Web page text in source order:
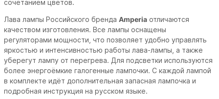
сочетанием цветов.
Лава лампы Российского бренда Amperia отличаются
качеством изготовления. Все лампы оснащены
регуляторами мощности, что позволяет удобно управлять
яркостью и интенсивностью работы лава-лампы, а также
уберегут лампу от перегрева. Для подсветки используются
более энергоёмкие галогенные лампочки. С каждой лампой
в комплекте идёт дополнительная запасная лампочка и
подробная инструкция на русском языке.